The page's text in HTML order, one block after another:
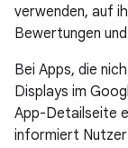
verwenden, auf
Bewertungen
Bei Apps, die
Displays im
App-Detailseite
informiert Nutzer